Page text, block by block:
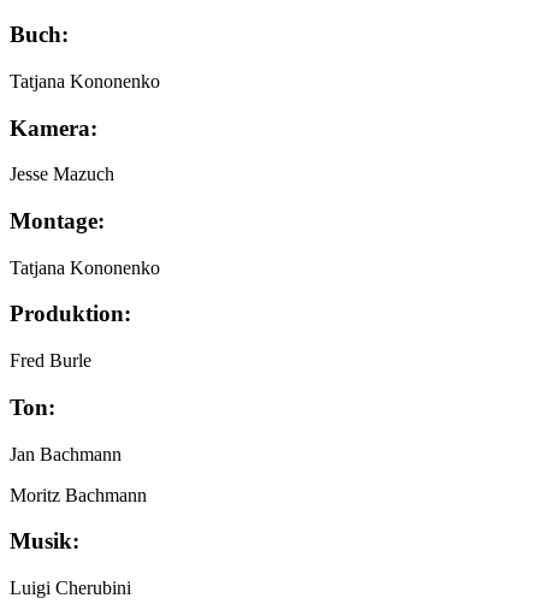
Buch:
Tatjana Kononenko
Kamera:
Jesse Mazuch
Montage:
Tatjana Kononenko
Produktion:
Fred Burle
Ton:
Jan Bachmann
Moritz Bachmann
Musik:
Luigi Cherubini